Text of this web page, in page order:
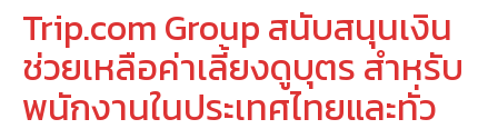
Trip.com Group สนับสนุนเงิน
ช่วยเหลือค่าเลี้ยงดูบุตร สำหรับ
พนักงานในประเทศไทยและทั่ว